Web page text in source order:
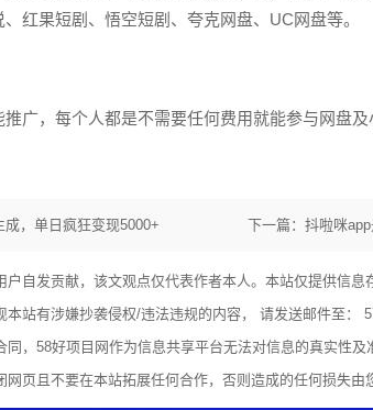
红果短剧、悟空短剧、夸克网盘、UC网盘等。
广，每个人都是不需要任何费用就能参与网盘及
成，单日疯狂变现5000+
户自发贡献，该文观点仅代表作者本人。本站仅提供信
站有涉嫌抄袭侵权/违法违规的内容， 请发送邮件至：
同，58好项目网作为信息共享平台无法对信息的真实性
页且不要在本站拓展任何合作，否则造成的任何损失由